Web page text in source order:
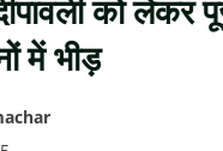
में भीड़